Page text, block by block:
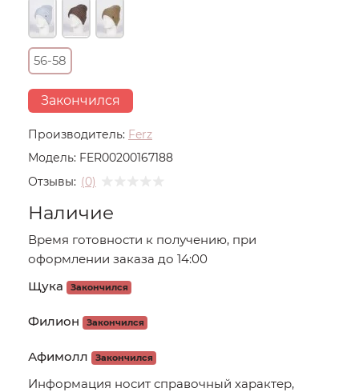
Производитель: Ferz
Модель: FER00200167188
Отзывы: (0)
56-58
Закончился
Наличие
Время готовности к получению, при
оформлении заказа до 14:00
Щука
Закончился
Филион Закончился
Афимолл Закончился
Информация носит справочный характер,